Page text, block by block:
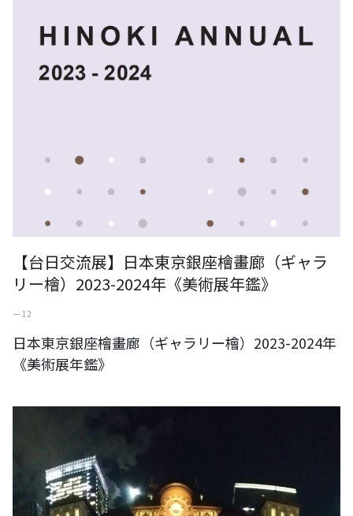
【台日交流展】日本東京銀座檜畫廊（ギャラ
リー檜）2023-2024年《美術展年鑑》
一 12
日本東京銀座檜畫廊（ギャラリー檜）2023-2024年
《美術展年鑑》